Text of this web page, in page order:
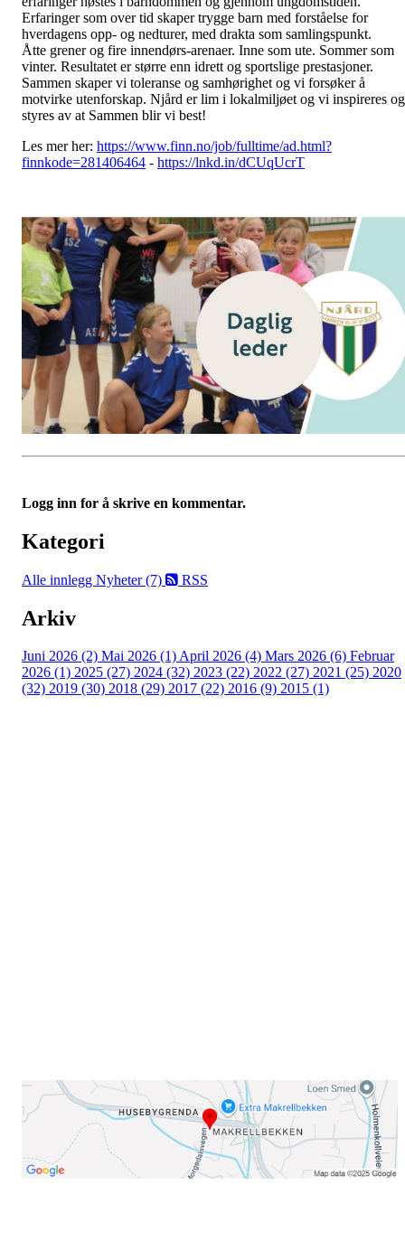
Erfaringer som over tid skaper trygge barn med forståelse for
hverdagens opp- og nedturer, med drakta som samlingspunkt.
Åtte grener og fire innendørs-arenaer. Inne som ute. Sommer som
vinter. Resultatet er større enn idrett og sportslige prestasjoner.
Sammen skaper vi toleranse og samhørighet og vi forsøker å
motvirke utenforskap. Njård er lim i lokalmiljøet og vi inspireres og
styres av at Sammen blir vi best!
Les mer her: https://www.finn.no/job/fulltime/ad.html?
finnkode=281406464 - https://lnkd.in/dCUqUcrT
Logg inn for å skrive en kommentar.
Kategori
Alle innlegg Nyheter (7) RSS
Arkiv
Juni 2026 (2) Mai 2026 (1)April 2026 (4) Mars 2026 (6) Februar
2026 (1) 2025 (27) 2024 (32) 2023 (22) 2022 (27) 2021 (25) 2020
(32) 2019 (30) 2018 (29) 2017 (22) 2016 (9) 2015 (1)